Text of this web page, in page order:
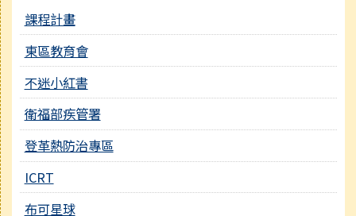
課程計畫
東區教育會
不迷小紅書
衛福部疾管署
登革熱防治專區
ICRT
布可星球